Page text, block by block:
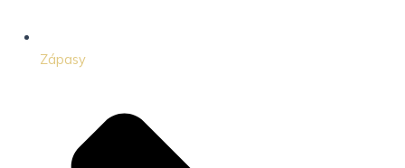
Zápasy